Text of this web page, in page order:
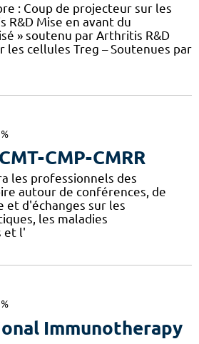
: Coup de projecteur sur les
Mise en avant du
» soutenu par Arthritis R&D
les cellules Treg – Soutenues par
CMP-CMRR
les professionnels des
autour de conférences, de
et d'échanges sur les
les maladies
et l'
Immunotherapy